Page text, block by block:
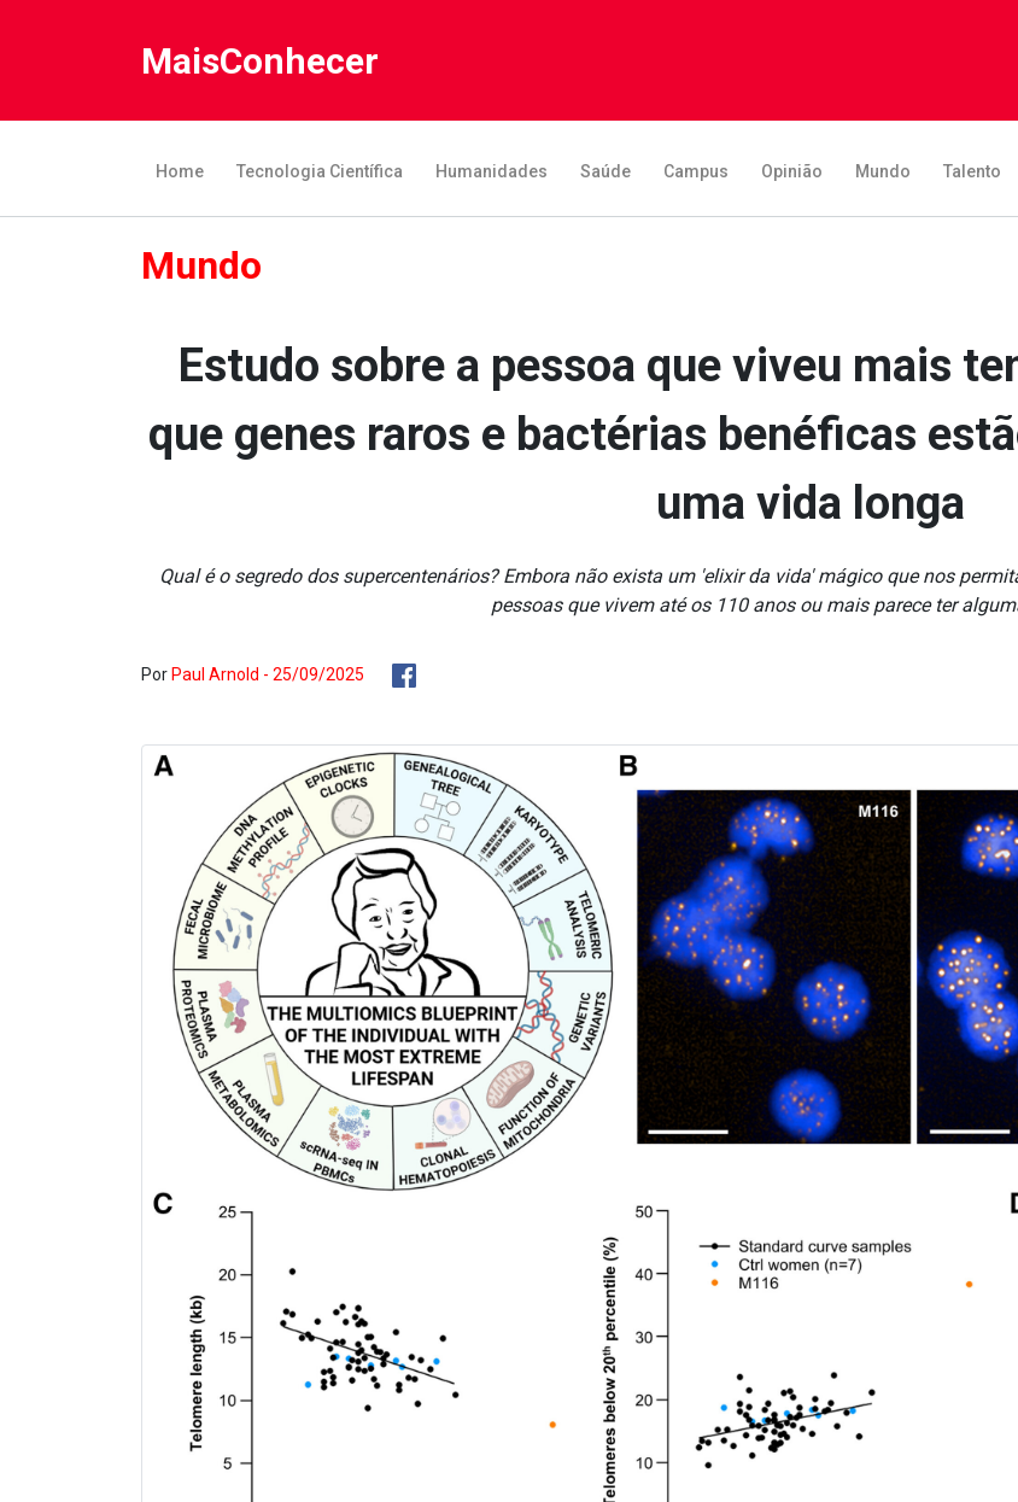
MaisConhecer
Home Tecnologia Científica Humanidades Saúde Campus Opinião Mundo Talento
Mundo
Estudo sobre a pessoa que viveu mais
que genes raros e bactérias benéficas
uma vida longa
Qual é o segredo dos supercentenários? Embora não exista um 'elixir da vida' mágico que nos
pessoas que vivem até os 110 anos ou mais parece ter
Por Paul Arnold - 25/09/2025